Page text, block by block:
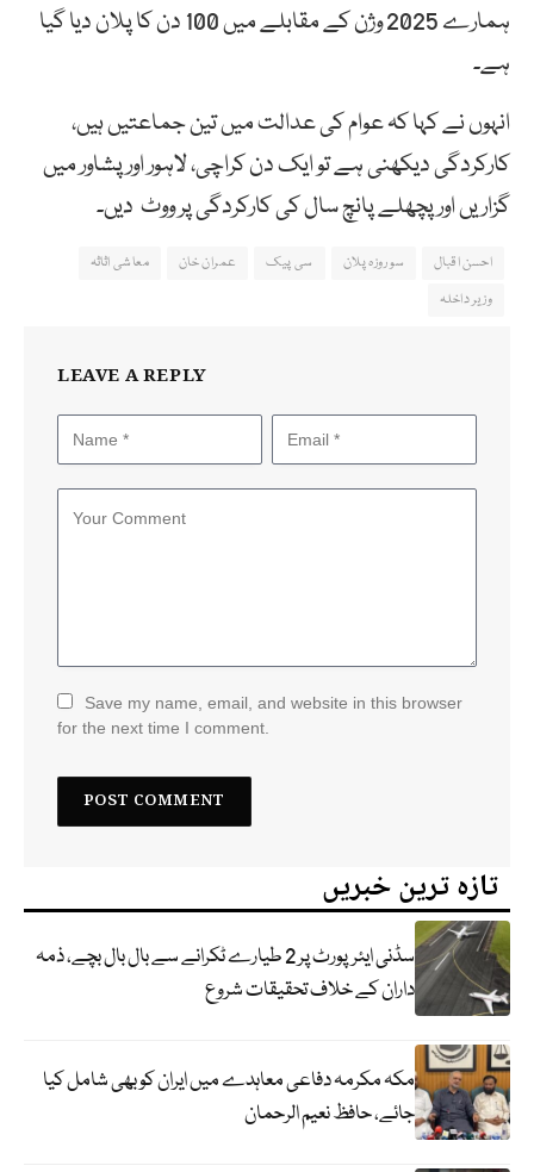
ہمارے 2025 وژن کے مقابلے میں 100 دن کا پلان دیا گیا
ہے۔
انہوں نے کہا کہ عوام کی عدالت میں تین جماعتیں ہیں،
کارکردگی دیکھنی ہے تو ایک دن کراچی، لاہور اور پشاور میں
گزاریں اور پچھلے پانچ سال کی کارکردگی پر ووٹ دیں۔
احسن اقبال سو روزہ پلان سی پیک عمران خان
معاشی اثاثہ
وزیر داخلہ
LEAVE A REPLY
Save my name, email, and website in this browser
for the next time I comment.
تازہ ترین خبریں
سڈنی ایئرپورٹ پر 2 طیارے ٹکرانے سے بال بال بچے، ذمہ
داران کے خلاف تحقیقات شروع
مکہ مکرمہ دفاعی معاہدے میں ایران کو بھی شامل کیا
جائے، حافظ نعیم الرحمان